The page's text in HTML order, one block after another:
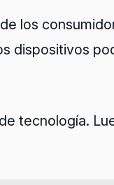
los
dispositivos
tecnología.